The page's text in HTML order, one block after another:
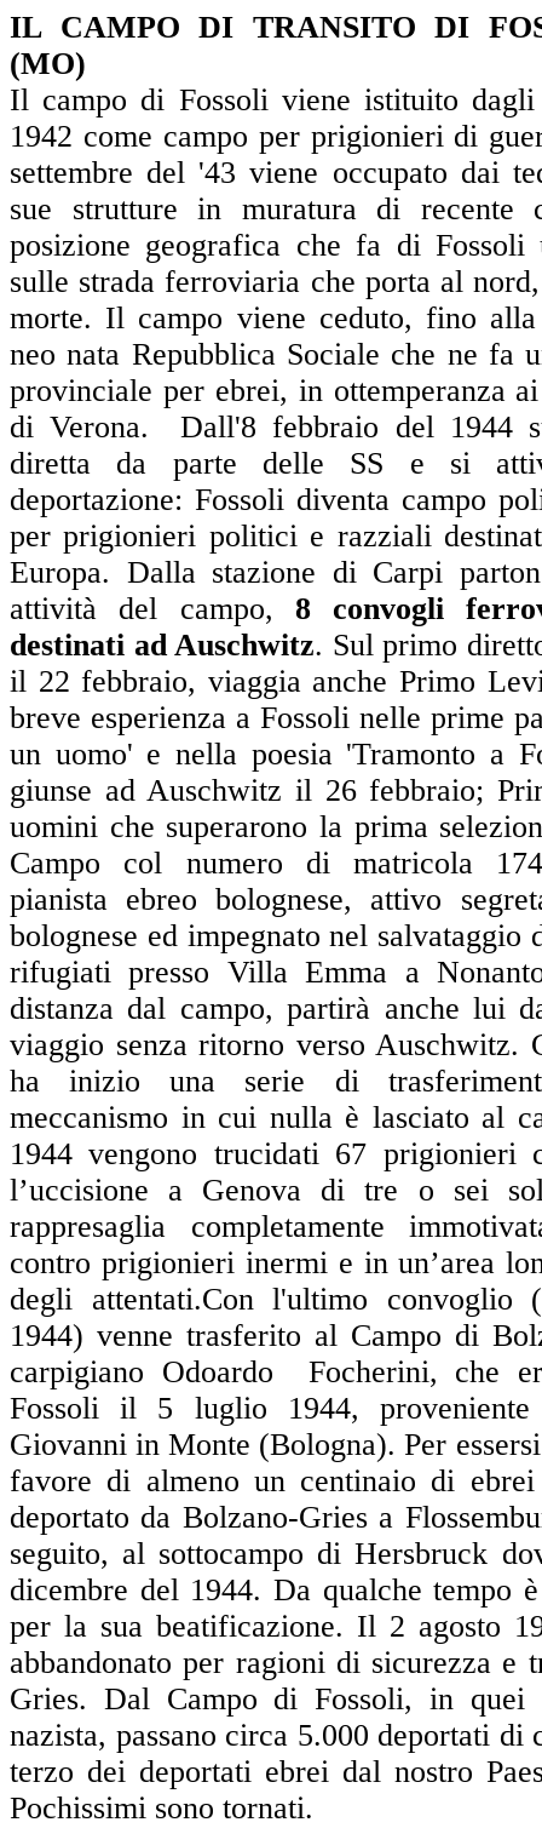
IL CAMPO DI TRANSITO DI
(MO)
Il campo di Fossoli viene istituito
1942 come campo per prigionieri di
settembre del '43 viene occupato dai
sue strutture in muratura di recente
posizione geografica che fa di Fossoli
sulle strada ferroviaria che porta al
morte. Il campo viene ceduto, fino
neo nata Repubblica Sociale che ne fa
provinciale per ebrei, in ottemperanza
di Verona. Dall'8 febbraio del 1944
diretta da parte delle SS e si
deportazione: Fossoli diventa campo
per prigionieri politici e razziali
Europa. Dalla stazione di Carpi
attività del campo, 8 convogli
destinati ad Auschwitz. Sul primo
il 22 febbraio, viaggia anche Primo
breve esperienza a Fossoli nelle prime
un uomo' e nella poesia 'Tramonto a
giunse ad Auschwitz il 26 febbraio;
uomini che superarono la prima
Campo col numero di matricola
pianista ebreo bolognese, attivo
bolognese ed impegnato nel salvataggio
rifugiati presso Villa Emma a
distanza dal campo, partirà anche lui
viaggio senza ritorno verso Auschwitz.
ha inizio una serie di
meccanismo in cui nulla è lasciato al
1944 vengono trucidati 67 prigionieri
l’uccisione a Genova di tre o sei
rappresaglia completamente
contro prigionieri inermi e in un’area
degli attentati.Con l'ultimo convoglio
1944) venne trasferito al Campo di
carpigiano Odoardo Focherini, che
Fossoli il 5 luglio 1944,
Giovanni in Monte (Bologna). Per
favore di almeno un centinaio di ebrei
deportato da Bolzano-Gries a
seguito, al sottocampo di Hersbruck
dicembre del 1944. Da qualche tempo
per la sua beatificazione. Il 2 agosto
abbandonato per ragioni di sicurezza e
Gries. Dal Campo di Fossoli, in quei
nazista, passano circa 5.000 deportati di
terzo dei deportati ebrei dal nostro
Pochissimi sono tornati.